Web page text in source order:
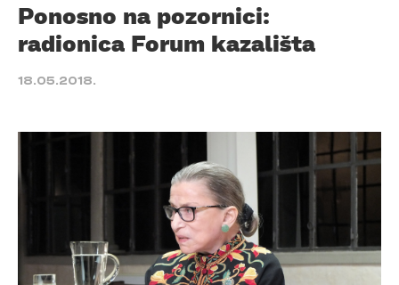
Ponosno na pozornici:
radionica Forum kazališta
18.05.2018.